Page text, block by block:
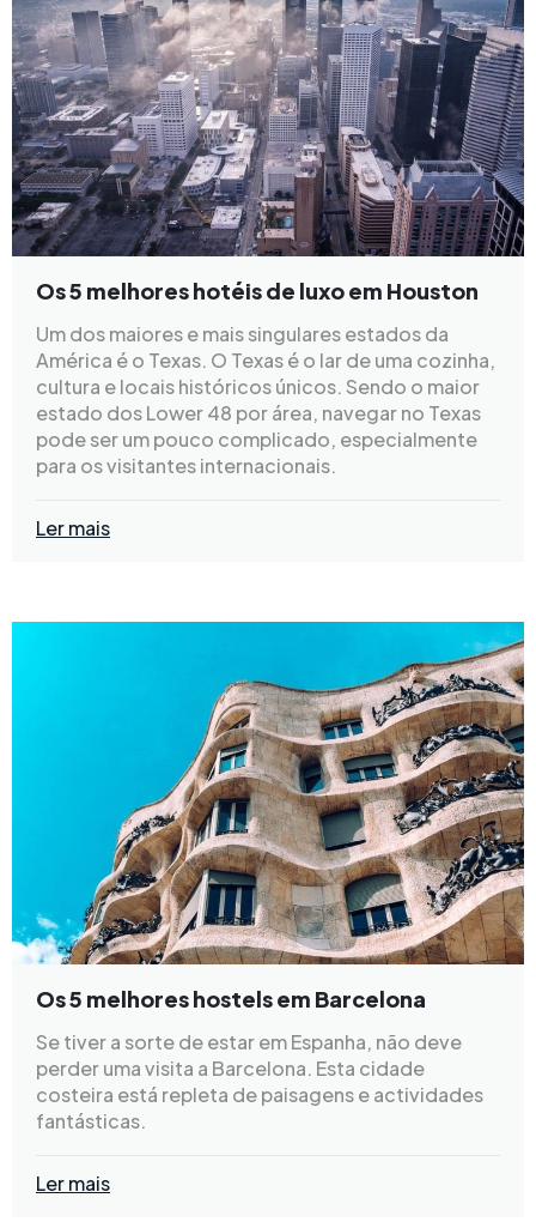
Os 5 melhores hotéis de luxo em Houston
Um dos maiores e mais singulares estados da
América é o Texas. O Texas é o lar de uma cozinha,
cultura e locais históricos únicos. Sendo o maior
estado dos Lower 48 por área, navegar no Texas
pode ser um pouco complicado, especialmente
para os visitantes internacionais.
Ler mais
Os 5 melhores hostels em Barcelona
Se tiver a sorte de estar em Espanha, não deve
perder uma visita a Barcelona. Esta cidade
costeira está repleta de paisagens e actividades
fantásticas.
Ler mais